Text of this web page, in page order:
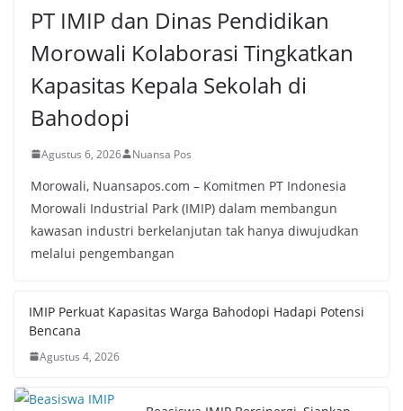
PT IMIP dan Dinas Pendidikan
Morowali Kolaborasi Tingkatkan
Kapasitas Kepala Sekolah di
Bahodopi
Agustus 6, 2026 Nuansa Pos
Morowali, Nuansapos.com – Komitmen PT Indonesia
Morowali Industrial Park (IMIP) dalam membangun
kawasan industri berkelanjutan tak hanya diwujudkan
melalui pengembangan
IMIP Perkuat Kapasitas Warga Bahodopi Hadapi Potensi
Bencana
Agustus 4, 2026